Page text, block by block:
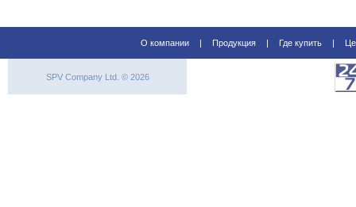
О компании | Продукция | Где купить |
SPV Company Ltd. © 2026